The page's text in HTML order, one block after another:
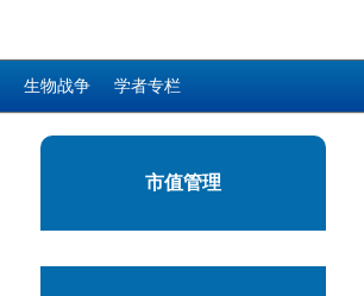
生物战争 学者专栏
市值管理